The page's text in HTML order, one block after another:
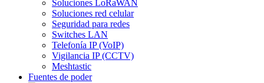
Soluciones LoRaWAN
Soluciones red celular
Seguridad para redes
Switches LAN
Telefonía IP (VoIP)
Vigilancia IP (CCTV)
Meshtastic
Fuentes de poder